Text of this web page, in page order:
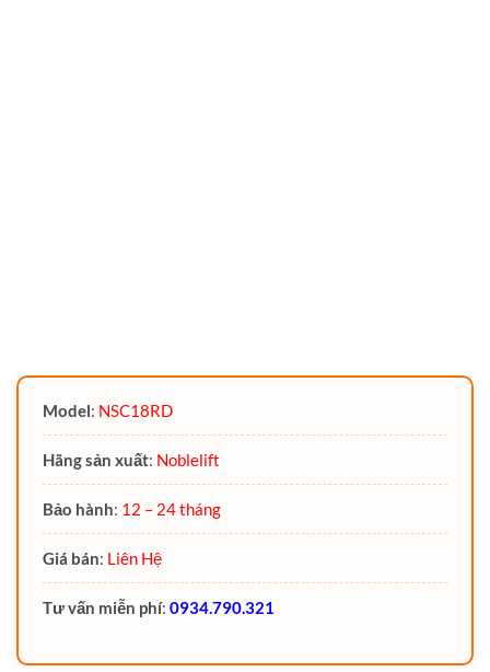
Model: NSC18RD
Hãng sản xuất: Noblelift
Bảo hành: 12 – 24 tháng
Giá bán: Liên Hệ
Tư vấn miễn phí: 0934.790.321